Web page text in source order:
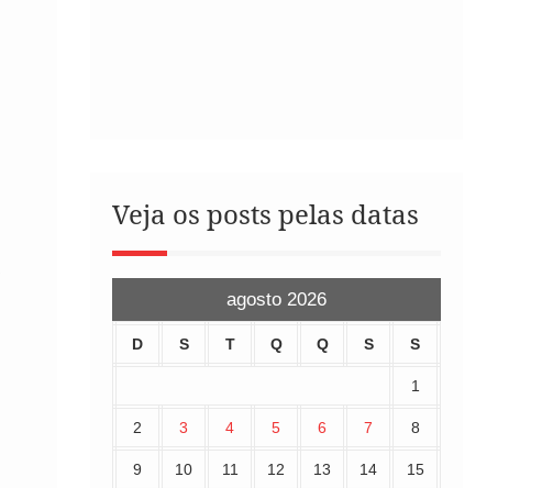
Veja os posts pelas datas
agosto 2026
D S T Q Q S S
1
2 3 4 5 6 7 8
9 10 11 12 13 14 15